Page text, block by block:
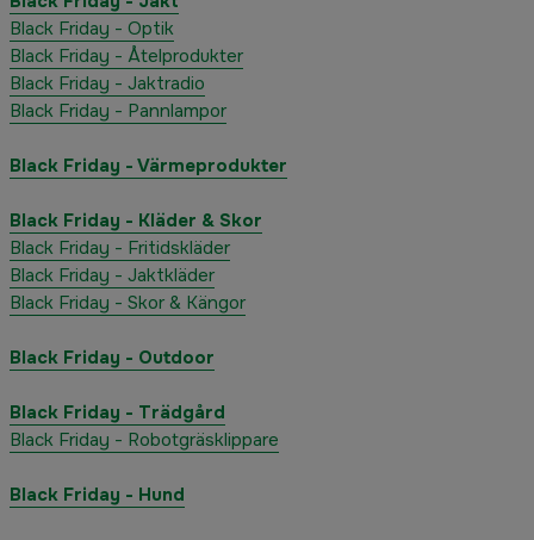
Black Friday - Optik
Black Friday - Åtelprodukter
Black Friday - Jaktradio
Black Friday - Pannlampor
Black Friday - Värmeprodukter
Black Friday - Kläder & Skor
Black Friday - Fritidskläder
Black Friday - Jaktkläder
Black Friday - Skor & Kängor
Black Friday - Outdoor
Black Friday - Trädgård
Black Friday - Robotgräsklippare
Black Friday - Hund